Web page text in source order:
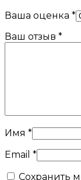
Ваша оценка *
Ваш отзыв *
Имя *
Email *
Сохранить